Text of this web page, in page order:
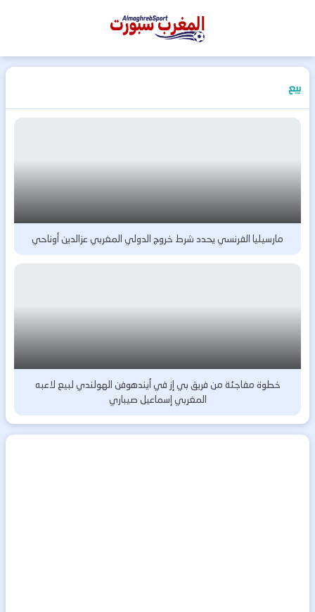
المغرب
بيع
مارسيليا الفرنسي يحدد شرط خروج الدولي المغربي عزالدين أوناحي
خطوة مفاجئة من فريق بي إز في أيندهوفن الهولندي لبيع لاعبه
المغربي إسماعيل صيباري